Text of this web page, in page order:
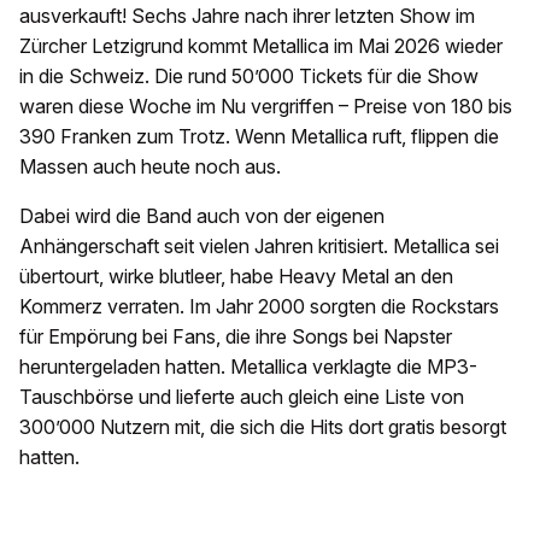
ausverkauft! Sechs Jahre nach ihrer letzten Show im
Zürcher Letzigrund kommt Metallica im Mai 2026 wieder
in die Schweiz. Die rund 50’000 Tickets für die Show
waren diese Woche im Nu vergriffen – Preise von 180 bis
390 Franken zum Trotz. Wenn Metallica ruft, flippen die
Massen auch heute noch aus.
Dabei wird die Band auch von der eigenen
Anhängerschaft seit vielen Jahren kritisiert. Metallica sei
übertourt, wirke blutleer, habe Heavy Metal an den
Kommerz verraten. Im Jahr 2000 sorgten die Rockstars
für Empörung bei Fans, die ihre Songs bei Napster
heruntergeladen hatten. Metallica verklagte die MP3-
Tauschbörse und lieferte auch gleich eine Liste von
300’000 Nutzern mit, die sich die Hits dort gratis besorgt
hatten.